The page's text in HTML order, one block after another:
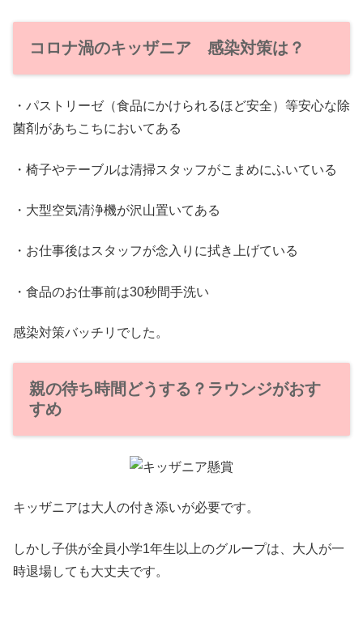
コロナ渦のキッザニア 感染対策は？
・パストリーゼ（食品にかけられるほど安全）等安心な除
菌剤があちこちにおいてある
・椅子やテーブルは清掃スタッフがこまめにふいている
・大型空気清浄機が沢山置いてある
・お仕事後はスタッフが念入りに拭き上げている
・食品のお仕事前は30秒間手洗い
感染対策バッチリでした。
親の待ち時間どうする？ラウンジがおす
すめ
キッザニアは大人の付き添いが必要です。
しかし子供が全員小学1年生以上のグループは、大人が一
時退場しても大丈夫です。